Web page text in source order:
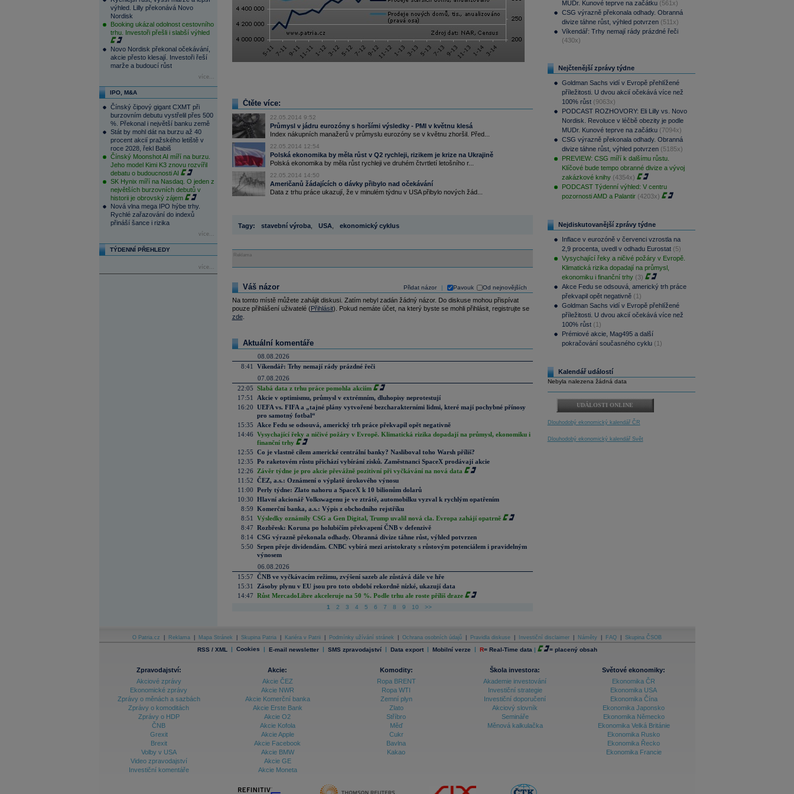
výhled. Lilly překonává Novo
Nordisk
Booking ukázal odolnost cestovního
trhu. Investoři přešli i slabší výhled
Novo Nordisk překonal očekávání,
akcie přesto klesají. Investoři řeší
marže a budoucí růst
více...
IPO, M&A
Čínský čipový gigant CXMT při
burzovním debutu vystřelil přes 500
%. Překonal i největší banku země
Stát by mohl dát na burzu až 40
procent akcií pražského letiště v
roce 2028, řekl Babiš
Čínský Moonshot AI míří na burzu.
Jeho model Kimi K3 znovu rozvířil
debatu o budoucnosti AI
SK Hynix míří na Nasdaq. O jeden z
největších burzovních debutů v
historii je obrovský zájem
Nová vlna mega IPO hýbe trhy.
Rychlé zařazování do indexů
přináší šance i rizika
více...
TÝDENNÍ PŘEHLEDY
více...
Čtěte více:
22.05.2014 9:52
Průmysl v jádru eurozóny s horšími výsledky - PMI v květnu klesá
Index nákupních manažerů v průmyslu eurozóny se v květnu zhoršil. Před...
22.05.2014 12:54
Polská ekonomika by měla růst v Q2 rychleji, rizikem je krize na Ukrajině
Polská ekonomika by měla růst rychleji ve druhém čtvrtletí letošního r...
22.05.2014 14:50
Američanů žádajících o dávky přibylo nad očekávání
Data z trhu práce ukazují, že v minulém týdnu v USA přibylo nových žád...
Tagy: stavební výroba, USA ekonomický cyklus
Reklama
Přidat názor Pavouk Od nejnovějších
Váš názor
Na tomto místě můžete zahájit diskusi. Zatím nebyl zadán žádný názor. Do diskuse mohou přispívat
pouze přihlášení uživatelé (Přihlásit). Pokud nemáte účet, na který byste se mohli přihlásit, registrujte se
zde.
Aktuální komentáře
08.08.2026
8:41
Víkendář: Trhy nemají rády prázdné řeči
07.08.2026
22:05 Slabá data z trhu práce pomohla akciím
17:51
Akcie v optimismu, průmysl v extrémním, dluhopisy neprotestují
16:20 UEFA vs. FIFA a „tajné plány vytvořené bezcharakterními lidmi, které mají pochybné přínosy
pro samotný fotbal“
15:35
Akce Fedu se odsouvá, americký trh práce překvapil opět negativně
14:46 Vysychající řeky a ničivé požáry v Evropě. Klimatická rizika dopadají na průmysl, ekonomiku i
finanční trhy
12:55 Co je vlastně cílem americké centrální banky? Nasliboval toho Warsh příliš?
12:35 Po raketovém růstu přichází vybírání zisků. Zaměstnanci SpaceX prodávají akcie
12:26
Závěr týdne je pro akcie převážně pozitivní při vyčkávání na nová data
11:52 ČEZ, a.s.: Oznámení o výplatě úrokového výnosu
11:00 Perly týdne: Zlato nahoru a SpaceX k 10 bilionům dolarů
10:30 Hlavní akcionář Volkswagenu je ve ztrátě, automobilku vyzval k rychlým opatřením
8:59 Komerční banka, a.s.: Výpis z obchodního rejstříku
8:51
Výsledky oznámily CSG a Gen Digital, Trump uvalil nová cla. Evropa zahájí opatrně
8:47 Rozbřesk: Koruna po holubičím překvapení ČNB v defenzivě
8:14 CSG výrazně překonala odhady. Obranná divize táhne růst, výhled potvrzen
5:50 Srpen přeje dividendám. CNBC vybírá mezi aristokraty s růstovým potenciálem i pravidelným
výnosem
06.08.2026
15:57 ČNB ve vyčkávacím režimu, zvýšení sazeb ale zůstává dále ve hře
15:31
Zásoby plynu v EU jsou pro toto období rekordně nízké, ukazují data
14:47 Růst MercadoLibre akceleruje na 50 %. Podle trhu ale roste příliš draze
1 2 3 4 5 6 7 8 9 10 >>
MUDr. Kunové teprve na začátku (561x)
CSG výrazně překonala odhady. Obranná
divize táhne růst, výhled potvrzen (511x)
Víkendář: Trhy nemají rády prázdné řeči
(430x)
Nejčtenější zprávy týdne
Goldman Sachs vidí v Evropě přehlížené
příležitosti. U dvou akcií očekává více než
100% růst (9063x)
PODCAST ROZHOVORY: Eli Lilly vs. Novo
Nordisk. Revoluce v léčbě obezity je podle
MUDr. Kunové teprve na začátku (7094x)
CSG výrazně překonala odhady. Obranná
divize táhne růst, výhled potvrzen (5185x)
PREVIEW: CSG míří k dalšímu růstu.
Klíčové bude tempo obranné divize a vývoj
zakázkové knihy (4354x)
PODCAST Týdenní výhled: V centru
pozornosti AMD a Palantir (4203x)
Nejdiskutovanější zprávy týdne
Inflace v eurozóně v červenci vzrostla na
2,9 procenta, uvedl v odhadu Eurostat (5)
Vysychající řeky a ničivé požáry v Evropě.
Klimatická rizika dopadají na průmysl,
ekonomiku i finanční trhy (3)
Akce Fedu se odsouvá, americký trh práce
překvapil opět negativně (1)
Goldman Sachs vidí v Evropě přehlížené
příležitosti. U dvou akcií očekává více než
100% růst (1)
Prémiové akcie, Mag495 a další
pokračování současného cyklu (1)
Kalendář událostí
Nebyla nalezena žádná data
UDÁLOSTI ONLINE
Dlouhodobý ekonomický kalendář ČR
Dlouhodobý ekonomický kalendář Svět
O Patria.cz Reklama Mapa Stránek Skupina Patria Kariéra v Patrii Podmínky užívání stránek Ochrana osobních údajů Pravidla diskuse Investiční disclaimer Náměty FAQ Skupina ČSOB
RSS / XML | Cookies | E-mail newsletter | SMS zpravodajství | Data export | Mobilní verze | R= Real-Time data | = placený obsah
Zpravodajství:
Akciové zprávy
Ekonomické zprávy
Zprávy o měnách a sazbách
Zprávy o komoditách
Zprávy o HDP
ČNB
Grexit
Brexit
Volby v USA
Video zpravodajství
Investiční komentáře
Akcie:
Akcie ČEZ
Akcie NWR
Akcie Komerční banka
Akcie Erste Bank
Akcie O2
Akcie Kofola
Akcie Apple
Akcie Facebook
Akcie BMW
Akcie GE
Akcie Moneta
Komodity:
Ropa BRENT
Ropa WTI
Zemní plyn
Zlato
Stříbro
Měď
Cukr
Bavlna
Kakao
Škola investora:
Akademie investování
Investiční strategie
Investiční doporučení
Akciový slovník
Semináře
Měnová kalkulačka
Světové ekonomiky:
Ekonomika ČR
Ekonomika USA
Ekonomika Čína
Ekonomika Japonsko
Ekonomika Německo
Ekonomika Velká Británie
Ekonomika Rusko
Ekonomika Řecko
Ekonomika Francie